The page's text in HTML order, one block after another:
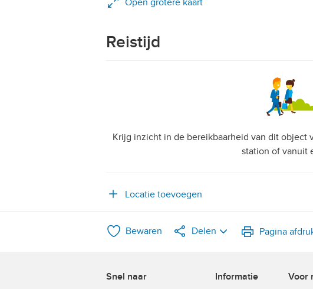
Open grotere kaart
Reistijd
Krijg inzicht in de bereikbaarheid van dit object
station of vanuit
Locatie toevoegen
Bewaren Delen Pagina
Snel naar Informatie Voor